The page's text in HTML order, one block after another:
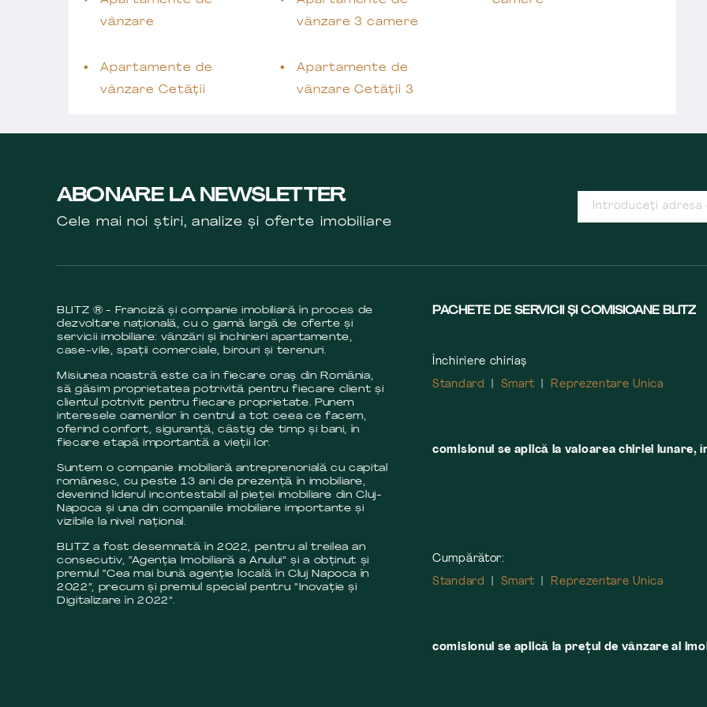
vânzare
Apartamente de
vânzare Cetății
vânzare 3 camere
Apartamente de
vânzare Cetății 3
ABONARE LA NEWSLETTER
Cele mai noi știri, analize și oferte imobiliare
BLITZ ® - Franciză și companie imobiliară în proces de
dezvoltare națională, cu o gamă largă de oferte și
servicii imobiliare: vânzări și închirieri apartamente,
case-vile, spații comerciale, birouri și terenuri.
Misiunea noastră este ca în fiecare oraș din România,
să găsim proprietatea potrivită pentru fiecare client și
clientul potrivit pentru fiecare proprietate. Punem
interesele oamenilor în centrul a tot ceea ce facem,
oferind confort, siguranță, câstig de timp și bani, în
fiecare etapă importantă a vieții lor.
Suntem o companie imobiliară antreprenorială cu capital
românesc, cu peste 13 ani de prezență în imobiliare,
devenind liderul incontestabil al pieței imobiliare din Cluj-
Napoca și una din companiile imobiliare importante și
vizibile la nivel național.
BLITZ a fost desemnată în 2022, pentru al treilea an
consecutiv, “Agenția Imobiliară a Anului” și a obținut și
premiul “Cea mai bună agenție locală în Cluj Napoca în
2022”, precum și premiul special pentru ”Inovație și
Digitalizare în 2022”.
PACHETE DE SERVICII ȘI COMISIOANE BLITZ
Închiriere chiriaș
Standard
Smart Reprezentare Unica
comisionul se aplică la valoarea chiriei
Cumpărător:
Standard
Smart Reprezentare Unica
comisionul se aplică la preţul de vânzare al